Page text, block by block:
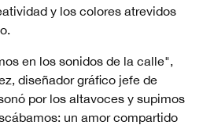
y los colores atrevidos
en los sonidos de la calle",
diseñador gráfico jefe de
por los altavoces y supimos
un amor compartido